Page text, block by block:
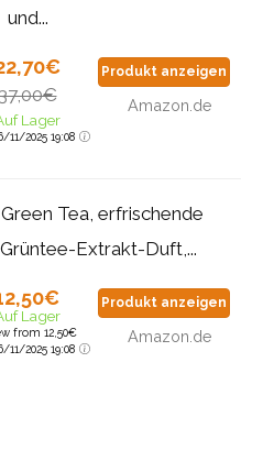
und...
Lager
11/2025 19:08
Produkt anzeigen
Amazon.de
Tea, erfrischende
Extrakt-Duft,...
Lager
from 12,50€
11/2025 19:08
Produkt anzeigen
Amazon.de